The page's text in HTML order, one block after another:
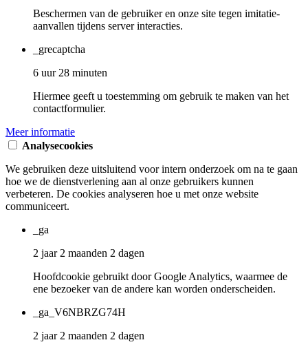
Beschermen van de gebruiker en onze site tegen imitatie-
aanvallen tijdens server interacties.
_grecaptcha
6 uur 28 minuten
Hiermee geeft u toestemming om gebruik te maken van het
contactformulier.
Meer informatie
Analysecookies
We gebruiken deze uitsluitend voor intern onderzoek om na te gaan
hoe we de dienstverlening aan al onze gebruikers kunnen
verbeteren. De cookies analyseren hoe u met onze website
communiceert.
_ga
2 jaar 2 maanden 2 dagen
Hoofdcookie gebruikt door Google Analytics, waarmee de
ene bezoeker van de andere kan worden onderscheiden.
_ga_V6NBRZG74H
2 jaar 2 maanden 2 dagen